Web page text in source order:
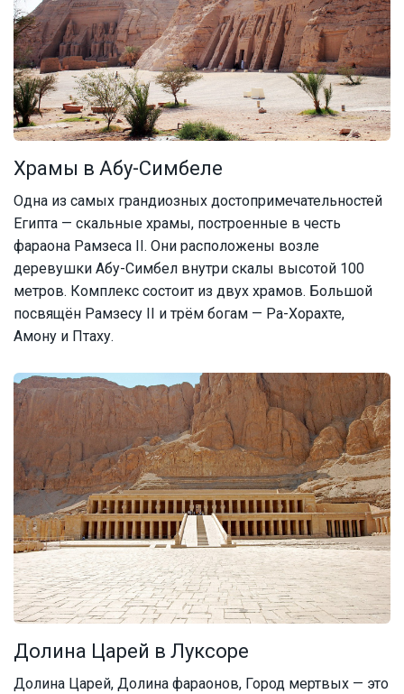
Храмы в Абу-Симбеле
Одна из самых грандиозных достопримечательностей
Египта — скальные храмы, построенные в честь
фараона Рамзеса II. Они расположены возле
деревушки Абу-Симбел внутри скалы высотой 100
метров. Комплекс состоит из двух храмов. Большой
посвящён Рамзесу II и трём богам — Ра-Хорахте,
Амону и Птаху.
Долина Царей в Луксоре
Долина Царей, Долина фараонов, Город мертвых — это